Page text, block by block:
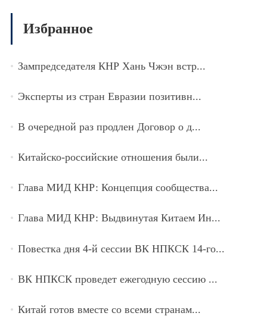
Избранное
Зампредседателя КНР Хань Чжэн встр...
Эксперты из стран Евразии позитивн...
В очередной раз продлен Договор о д...
Китайско-российские отношения были...
Глава МИД КНР: Концепция сообщества...
Глава МИД КНР: Выдвинутая Китаем Ин...
Повестка дня 4-й сессии ВК НПКСК 14-го...
ВК НПКСК проведет ежегодную сессию ...
Китай готов вместе со всеми странам...